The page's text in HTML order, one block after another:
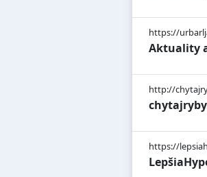
https://
Aktuality
http://
https://